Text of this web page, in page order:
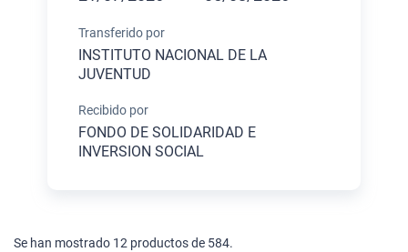
Transferido por
INSTITUTO NACIONAL DE LA
JUVENTUD
Recibido por
FONDO DE SOLIDARIDAD E
INVERSION SOCIAL
Se han mostrado 12 productos de 584.